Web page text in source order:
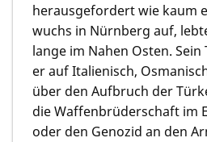
herausgefordert wie kaum
wuchs in Nürnberg auf,
lange im Nahen Osten.
er auf Italienisch,
über den Aufbruch der
die Waffenbrüderschaft im
oder den Genozid an den